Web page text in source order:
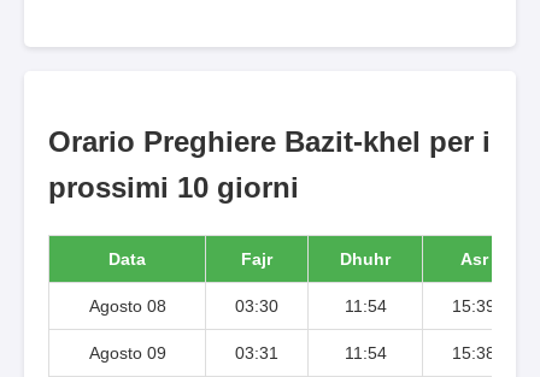
Orario Preghiere Bazit-khel per i
prossimi 10 giorni
Data Fajr Dhuhr Asr
Agosto 08 03:30 11:54 15:39
Agosto 09 03:31 11:54 15:38